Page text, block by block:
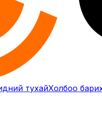
тухайХолбоо